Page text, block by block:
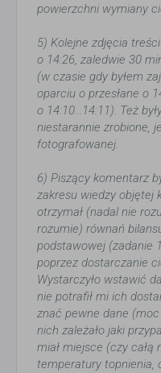
powierzchni wymiany
5) Kolejne zdjęcia
o 14:26, zaledwie 30
(w czasie gdy byłem
oparciu o przesłane o
o 14:10...14:11). Też
niestarannie zrobione,
fotografowanej.
6) Piszący komentarz
zakresu wiedzy objętej
otrzymał (nadal nie
rozumie) równań
podstawowej (zadanie
poprzez dostarczanie
Wystarczyło wstawić
nie potrafił mi ich
znać pewne dane
nich zależało jaki
miał miejsce (czy
temperatury topnienia,